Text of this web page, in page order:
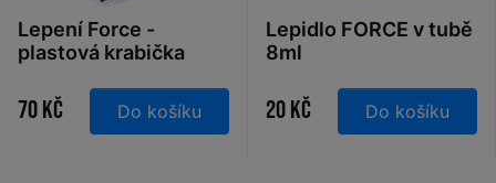
Lepení Force -
plastová krabička
70 Kč Do košíku
Lepidlo FORCE v tubě
8ml
20 Kč Do košíku